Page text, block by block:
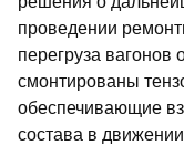
проведении
перегруза
смонтированы
обеспечивающие
состава в